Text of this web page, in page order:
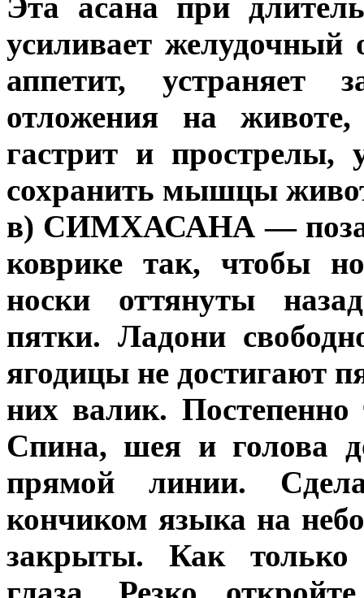
усиливает желудочный
аппетит, устраняет
отложения на
гастрит и прострелы,
сохранить мышцы
в) СИМХАСАНА — поза
коврике так, чтобы
носки оттянуты
пятки. Ладони
ягодицы не достигают
них валик.
Спина, шея и голова
прямой линии.
кончиком языка на
закрыты. Как только